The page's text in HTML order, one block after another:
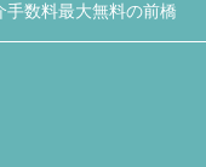
数料最大無料の前橋